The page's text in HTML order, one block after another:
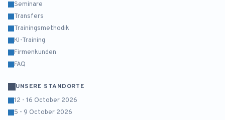
Seminare
Transfers
Trainingsmethodik
KI-Training
Firmenkunden
FAQ
UNSERE STANDORTE
12 - 16 October 2026
5 - 9 October 2026